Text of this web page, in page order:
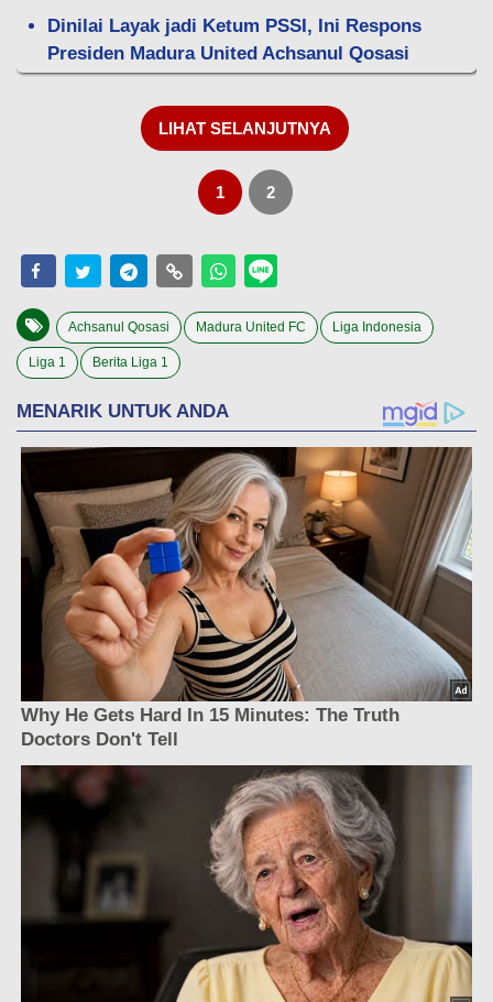
Dinilai Layak jadi Ketum PSSI, Ini Respons
Presiden Madura United Achsanul Qosasi
LIHAT SELANJUTNYA
1 2
Achsanul Qosasi Madura United FC Liga Indonesia
Liga 1 Berita Liga 1